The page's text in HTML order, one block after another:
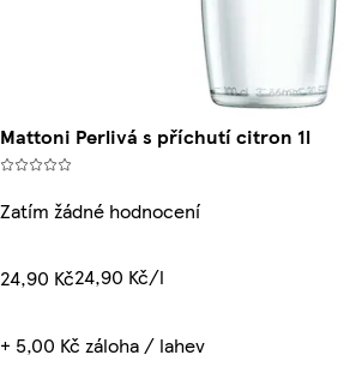
Mattoni Perlivá s příchutí citron 1l
Zatím žádné hodnocení
24,90 Kč24,90 Kč/l
+ 5,00 Kč záloha / lahev